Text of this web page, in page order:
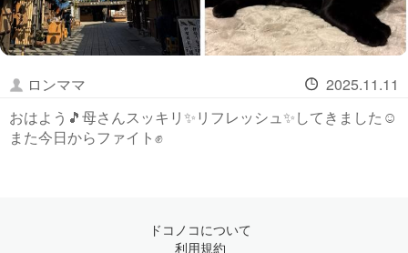
ロンママ
2025.11.11
おはよう🎵母さんスッキリ✨リフレッシュ✨してきました☺️
また今日からファイト✊
ドコノコについて
利用規約